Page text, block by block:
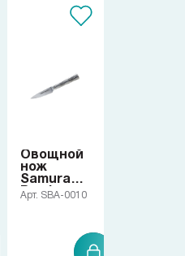
Овощной
нож
Samura
Bamboo
Арт. SBA-0010